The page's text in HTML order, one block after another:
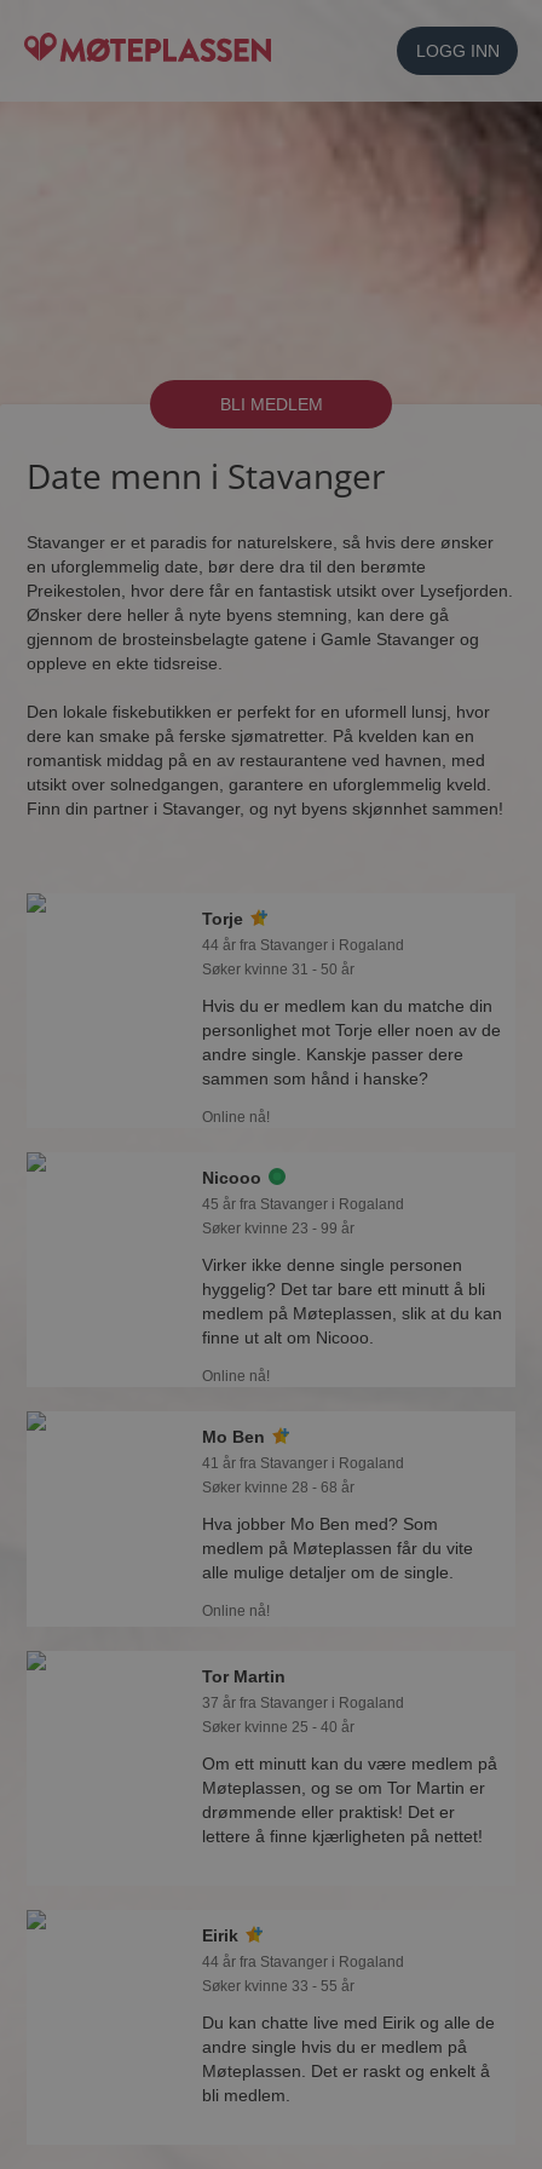
LOGG INN
BLI MEDLEM
Date menn i Stavanger
Stavanger er et paradis for naturelskere, så hvis dere ønsker
en uforglemmelig date, bør dere dra til den berømte
Preikestolen, hvor dere får en fantastisk utsikt over Lysefjorden.
Ønsker dere heller å nyte byens stemning, kan dere gå
gjennom de brosteinsbelagte gatene i Gamle Stavanger og
oppleve en ekte tidsreise.
Den lokale fiskebutikken er perfekt for en uformell lunsj, hvor
dere kan smake på ferske sjømatretter. På kvelden kan en
romantisk middag på en av restaurantene ved havnen, med
utsikt over solnedgangen, garantere en uforglemmelig kveld.
Finn din partner i Stavanger, og nyt byens skjønnhet sammen!
Torje
44 år fra Stavanger i Rogaland
Søker kvinne 31 - 50 år
Hvis du er medlem kan du matche din
personlighet mot Torje eller noen av de
andre single. Kanskje passer dere
sammen som hånd i hanske?
Online nå!
Nicooo
45 år fra Stavanger i Rogaland
Søker kvinne 23 - 99 år
Virker ikke denne single personen
hyggelig? Det tar bare ett minutt å bli
medlem på Møteplassen, slik at du kan
finne ut alt om Nicooo.
Online nå!
Mo Ben
41 år fra Stavanger i Rogaland
Søker kvinne 28 - 68 år
Hva jobber Mo Ben med? Som
medlem på Møteplassen får du vite
alle mulige detaljer om de single.
Online nå!
Tor Martin
37 år fra Stavanger i Rogaland
Søker kvinne 25 - 40 år
Om ett minutt kan du være medlem på
Møteplassen, og se om Tor Martin er
drømmende eller praktisk! Det er
lettere å finne kjærligheten på nettet!
Eirik
44 år fra Stavanger i Rogaland
Søker kvinne 33 - 55 år
Du kan chatte live med Eirik og alle de
andre single hvis du er medlem på
Møteplassen. Det er raskt og enkelt å
bli medlem.